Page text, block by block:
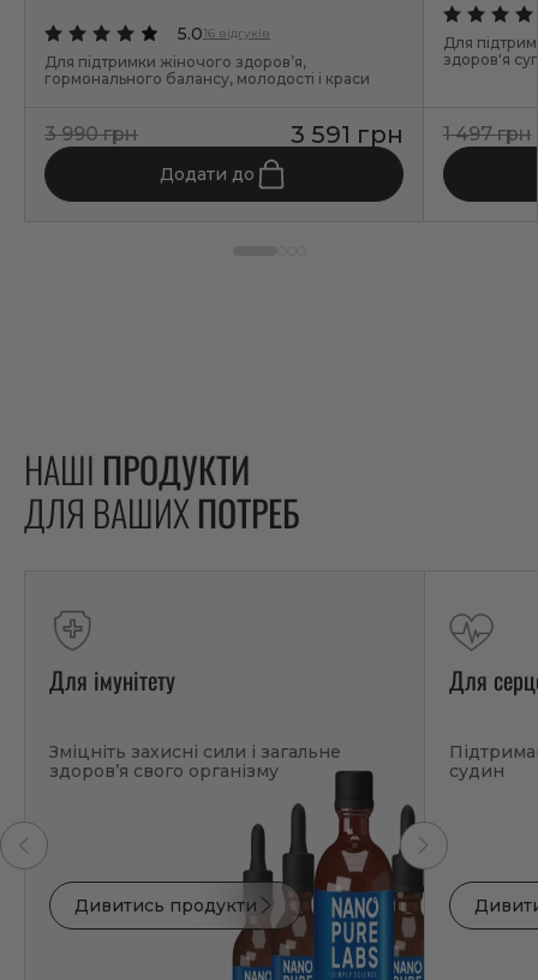
5.016 відгуків
Для підтримки жіночого здоров’я,
гормонального балансу, молодості і краси
3 990 грн 3 591 грн
Додати до
Для
здоров'я
1 497 грн
НАШІ ПРОДУКТИ
ДЛЯ ВАШИХПОТРЕБ
Для імунітету
Зміцніть захисні сили і загальне
здоров’я свого організму
Дивитись продукти
Для
судин